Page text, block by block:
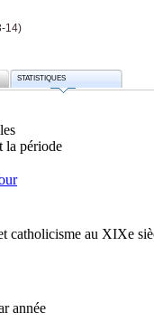
14)
STATISTIQUES